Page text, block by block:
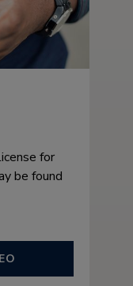
for
be found